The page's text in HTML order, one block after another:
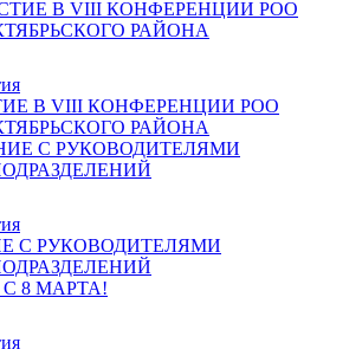
В VIII КОНФЕРЕНЦИИ РОО
РАЙОНА
С РУКОВОДИТЕЛЯМИ